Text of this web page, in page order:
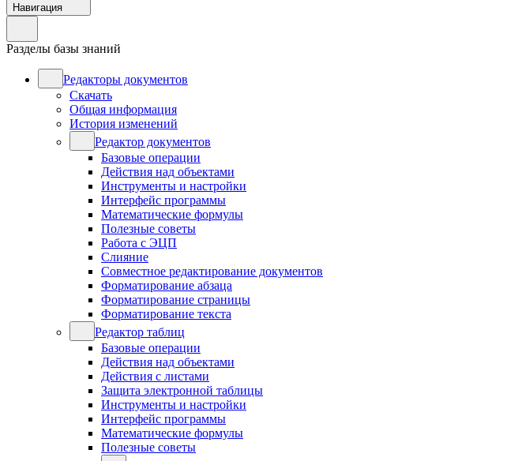
Навигация
Разделы базы знаний
Редакторы документов
Скачать
Общая информация
История изменений
Редактор документов
Базовые операции
Действия над объектами
Инструменты и настройки
Интерфейс программы
Математические формулы
Полезные советы
Работа с ЭЦП
Слияние
Совместное редактирование документов
Форматирование абзаца
Форматирование страницы
Форматирование текста
Редактор таблиц
Базовые операции
Действия над объектами
Действия с листами
Защита электронной таблицы
Инструменты и настройки
Интерфейс программы
Математические формулы
Полезные советы